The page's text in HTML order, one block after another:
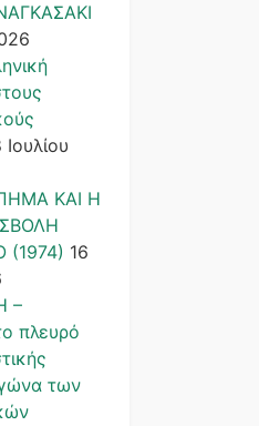
Ιουλίου
ΚΑΙ H
16
–
πλευρό
των